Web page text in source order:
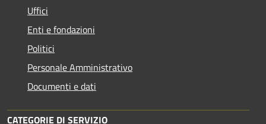
Uffici
Enti e fondazioni
Politici
Personale Amministrativo
Documenti e dati
CATEGORIE DI SERVIZIO